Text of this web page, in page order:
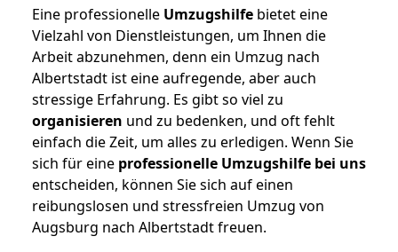
Eine professionelle Umzugshilfe bietet eine
Vielzahl von Dienstleistungen, um Ihnen die
Arbeit abzunehmen, denn ein Umzug nach
Albertstadt ist eine aufregende, aber auch
stressige Erfahrung. Es gibt so viel zu
organisieren und zu bedenken, und oft fehlt
einfach die Zeit, um alles zu erledigen. Wenn Sie
sich für eine professionelle Umzugshilfe bei uns
entscheiden, können Sie sich auf einen
reibungslosen und stressfreien Umzug von
Augsburg nach Albertstadt freuen.